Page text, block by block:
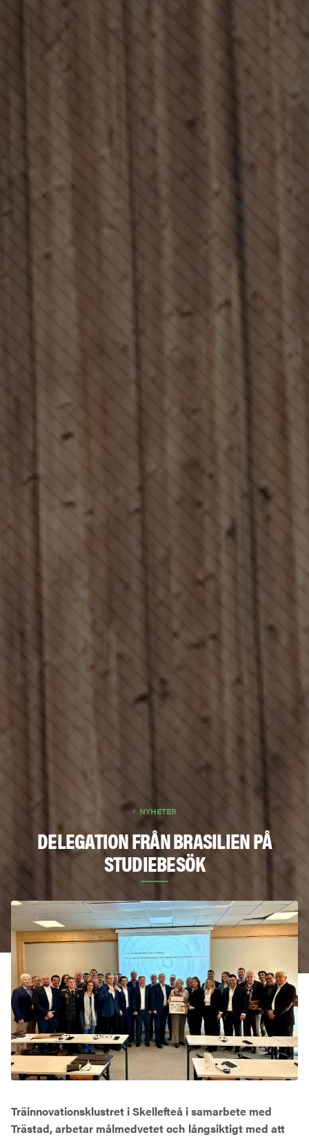
NYHETER
DELEGATION FRÅN BRASILIEN PÅ
STUDIEBESÖK
Träinnovationsklustret i Skellefteå i samarbete med
Trästad, arbetar målmedvetet och långsiktigt med att